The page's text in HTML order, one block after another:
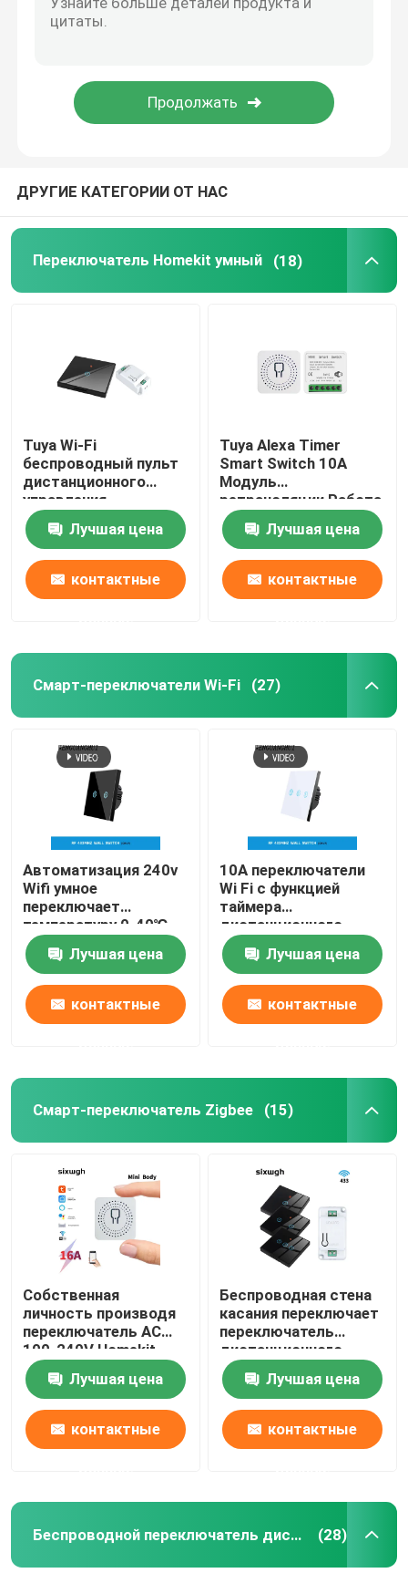
Беспроводной водонепроницаемый дверной звонок
Умный выключатель
Камера для умного монитора
Зигби-Гейтвей
Зигби-Гейтвей
ДРУГИЕ КАТЕГОРИИ ОТ НАС
Переключатель Homekit умный (18)
Tuya Wi-Fi
беспроводный пульт
дистанционного
управления
переключатель
закаленное
стеклянное панель с
мини-умный
разрывник лучший
Лучшая цена
контактные
Tuya Alexa Timer
Smart Switch 10A
Модуль
ретрансляции Работа
Удаленный умный
переключатель
поддержка Google
Alexa голосовое
управление легкая
Лучшая цена
контактные
Смарт-переключатели Wi-Fi (27)
Автоматизация 240v
Wifi умное
переключает
температуру 0-40℃
деятельности 10A
Лучшая цена
контактные
10A переключатели
Wi Fi с функцией
таймера
дистанционного
управления
Лучшая цена
контактные
Смарт-переключатель Zigbee (15)
Собственная
личность производя
переключатель AC
100-240V Homekit
переключателя
Zigbee умный
беспроводной
Лучшая цена
контактные
Беспроводная стена
касания переключает
переключатель
дистанционного
управления панели
наборов RF433 1gang
роскошный
стеклянный
Лучшая цена
контактные
Беспроводной переключатель дистанционного управления (28)